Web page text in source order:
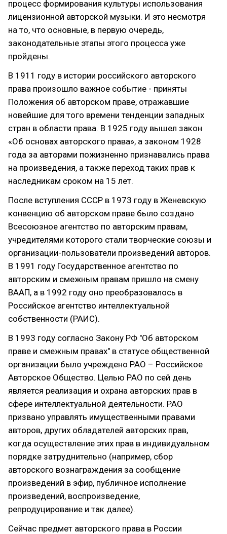
процесс формирования культуры использования
лицензионной авторской музыки. И это несмотря
на то, что основные, в первую очередь,
законодательные этапы этого процесса уже
пройдены.
В 1911 году в истории российского авторского
права произошло важное событие - приняты
Положения об авторском праве, отражавшие
новейшие для того времени тенденции западных
стран в области права. В 1925 году вышел закон
«Об основах авторского права», а законом 1928
года за авторами пожизненно признавались права
на произведения, а также переход таких прав к
наследникам сроком на 15 лет.
После вступления СССР в 1973 году в Женевскую
конвенцию об авторском праве было создано
Всесоюзное агентство по авторским правам,
учредителями которого стали творческие союзы и
организации-пользователи произведений авторов.
В 1991 году Государственное агентство по
авторским и смежным правам пришло на смену
ВААП, а в 1992 году оно преобразовалось в
Российское агентство интеллектуальной
собственности (РАИС).
В 1993 году согласно Закону РФ "Об авторском
праве и смежным правах" в статусе общественной
организации было учреждено РАО – Российское
Авторское Общество. Целью РАО по сей день
является реализация и охрана авторских прав в
сфере интеллектуальной деятельности. РАО
призвано управлять имущественными правами
авторов, других обладателей авторских прав,
когда осуществление этих прав в индивидуальном
порядке затруднительно (например, сбор
авторского вознаграждения за сообщение
произведений в эфир, публичное исполнение
произведений, воспроизведение,
репродуцирование и так далее).
Сейчас предмет авторского права в России